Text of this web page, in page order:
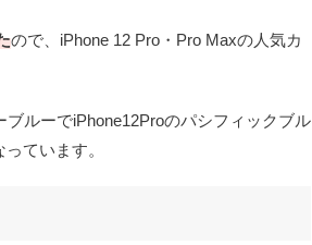
ので、iPhone 12 Pro・Pro Maxの人気カ
ルーでiPhone12Proのパシフィックブル
ています。